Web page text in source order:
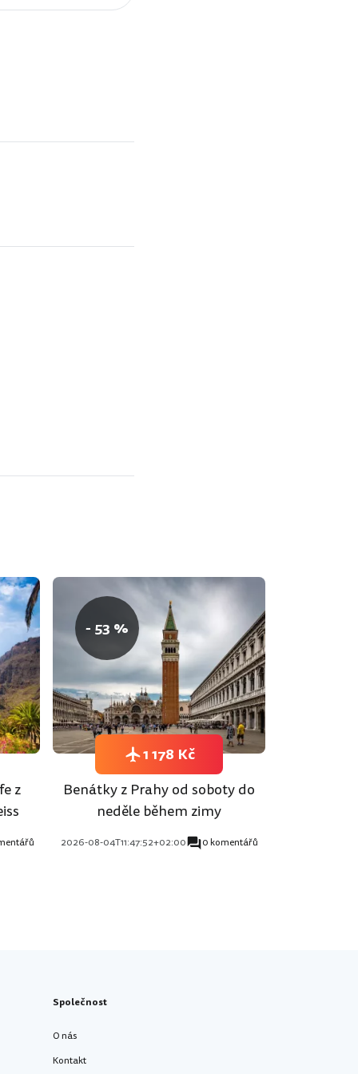
z
- 53 %
Benátky z Prahy od soboty do
neděle během zimy
2026-08-04T11:47:52+02:00 0 komentářů
1 178 Kč
Společnost
O nás
Kontakt